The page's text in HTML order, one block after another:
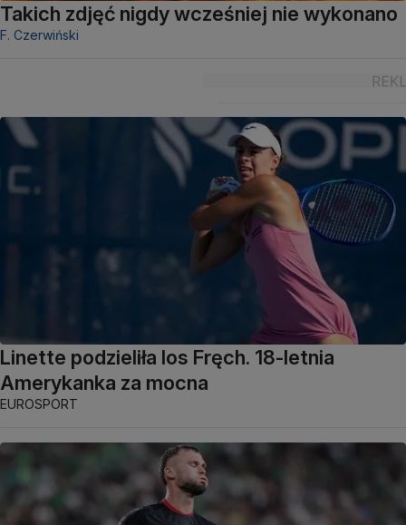
Takich zdjęć nigdy wcześniej nie wykonano
F. Czerwiński
Linette podzieliła los Fręch. 18-letnia
Amerykanka za mocna
EUROSPORT